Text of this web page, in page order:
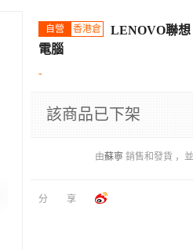
自營 香港倉
LENOVO聯想
電腦
-
該商品已下架
由蘇寧 銷售和發貨 ，
分享